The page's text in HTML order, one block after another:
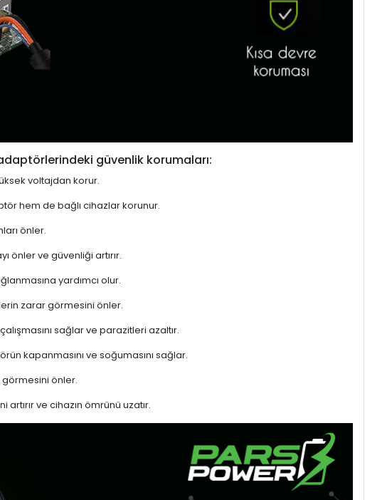
güvenlik korumaları:
voltajdan korur.
hem de bağlı cihazlar korunur.
önler.
önler ve güvenliği artırır.
yardımcı olur.
zarar görmesini önler.
sağlar ve parazitleri azaltır.
kapanmasını ve soğumasını sağlar.
önler.
ve cihazın ömrünü uzatır.